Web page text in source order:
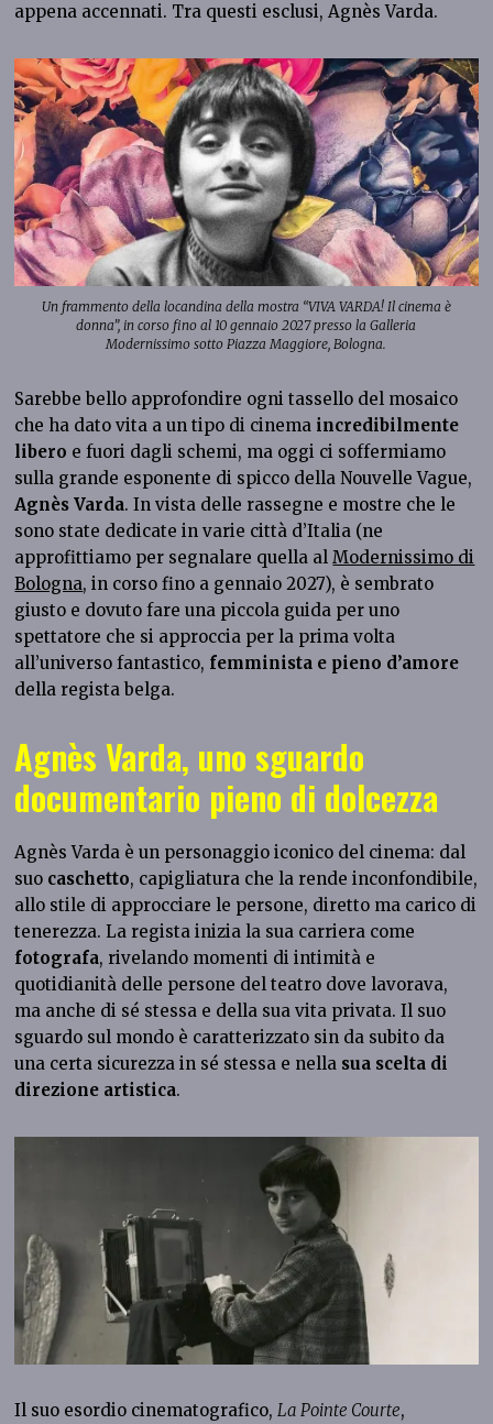
appena accennati. Tra questi esclusi, Agnès Varda.
Un frammento della locandina della mostra “VIVA VARDA! Il cinema è
donna”, in corso fino al 10 gennaio 2027 presso la Galleria
Modernissimo sotto Piazza Maggiore, Bologna.
Sarebbe bello approfondire ogni tassello del mosaico
che ha dato vita a un tipo di cinema incredibilmente
libero e fuori dagli schemi, ma oggi ci soffermiamo
sulla grande esponente di spicco della Nouvelle Vague,
Agnès Varda. In vista delle rassegne e mostre che le
sono state dedicate in varie città d’Italia (ne
approfittiamo per segnalare quella alModernissimo di
Bologna, in corso fino a gennaio 2027), è sembrato
giusto e dovuto fare una piccola guida per uno
spettatore che si approccia per la prima volta
all’universo fantastico, femminista e pieno d’amore
della regista belga.
Agnès Varda, uno sguardo
documentario pieno di dolcezza
Agnès Varda è un personaggio iconico del cinema: dal
suo caschetto, capigliatura che la rende inconfondibile,
allo stile di approcciare le persone, diretto ma carico di
tenerezza. La regista inizia la sua carriera come
fotografa, rivelando momenti di intimità e
quotidianità delle persone del teatro dove lavorava,
ma anche di sé stessa e della sua vita privata. Il suo
sguardo sul mondo è caratterizzato sin da subito da
una certa sicurezza in sé stessa e nella sua scelta di
direzione artistica.
Il suo esordio cinematografico,La Pointe Courte,